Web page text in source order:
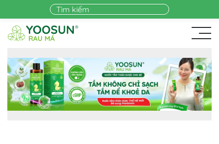
Skip to main content